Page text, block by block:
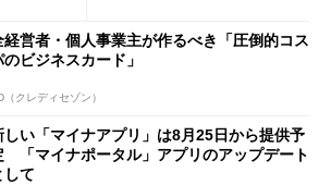
経営者・個人事業主が作るべき「圧倒的コス
のビジネスカード」
（クレディセゾン）
しい「マイナアプリ」は8月25日から提供予
「マイナポータル」アプリのアップデート
して